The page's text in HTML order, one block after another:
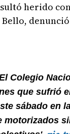
herido
Bello,
Colegio
que sufrió
sábado en
motorizados